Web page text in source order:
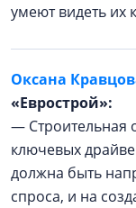
умеют видеть их
Оксана
«Еврострой»:
— Строительная
ключевых
должна быть
спроса, и на